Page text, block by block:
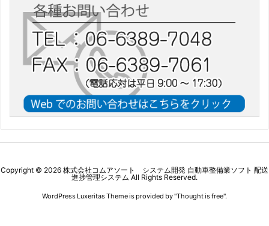
Copyright © 2026 株式会社コムアソート システム開発 自動車整備業ソフト 配送
進捗管理システム All Rights Reserved.
WordPress Luxeritas Theme is provided by "Thought is free".